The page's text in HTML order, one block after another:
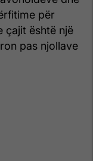
për
çajit është një
pas njollave